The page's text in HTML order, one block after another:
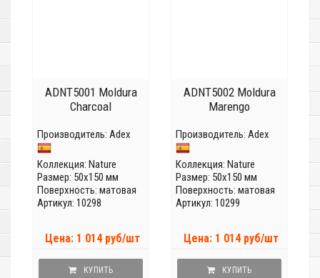
ADNT5001 Moldura
Charcoal
Производитель: Adex
Коллекция: Nature
Размер: 50x150 мм
Поверхность: матовая
Артикул: 10298
Цена: 1 014 руб/шт
КУПИТЬ
ADNT5002 Moldura
Marengo
Производитель: Adex
Коллекция: Nature
Размер: 50x150 мм
Поверхность: матовая
Артикул: 10299
Цена: 1 014 руб/шт
КУПИТЬ